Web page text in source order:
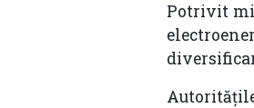
Potrivit